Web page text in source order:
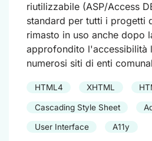
riutilizzabile (ASP/Access
standard per tutti i progetti
rimasto in uso anche dopo
approfondito l'accessibilità
numerosi siti di enti
HTML4 XHTML
Cascading Style Sheet
User Interface A11y